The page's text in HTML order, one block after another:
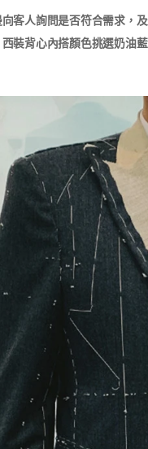
客人詢問是否符合需求，
裝背心內搭顏色挑選奶油